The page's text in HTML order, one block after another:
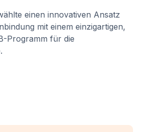
einen innovativen Ansatz
mit einem einzigartigen,
Programm für die